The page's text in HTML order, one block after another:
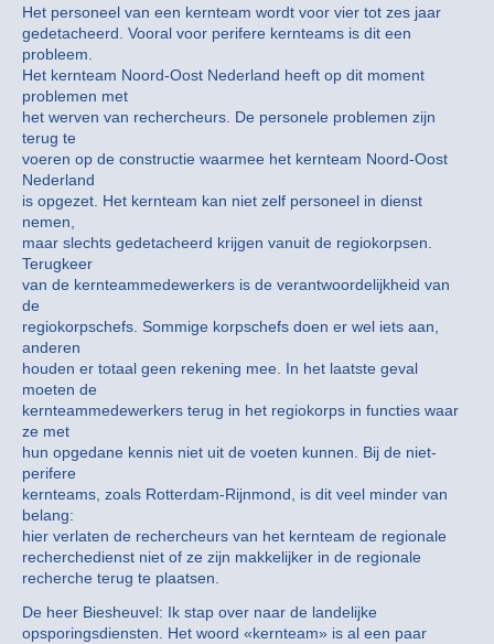
Het personeel van een kernteam wordt voor vier tot zes jaar
gedetacheerd. Vooral voor perifere kernteams is dit een
probleem.
Het kernteam Noord-Oost Nederland heeft op dit moment
problemen met
het werven van rechercheurs. De personele problemen zijn
terug te
voeren op de constructie waarmee het kernteam Noord-Oost
Nederland
is opgezet. Het kernteam kan niet zelf personeel in dienst
nemen,
maar slechts gedetacheerd krijgen vanuit de regiokorpsen.
Terugkeer
van de kernteammedewerkers is de verantwoordelijkheid van
de
regiokorpschefs. Sommige korpschefs doen er wel iets aan,
anderen
houden er totaal geen rekening mee. In het laatste geval
moeten de
kernteammedewerkers terug in het regiokorps in functies waar
ze met
hun opgedane kennis niet uit de voeten kunnen. Bij de niet-
perifere
kernteams, zoals Rotterdam-Rijnmond, is dit veel minder van
belang:
hier verlaten de rechercheurs van het kernteam de regionale
recherchedienst niet of ze zijn makkelijker in de regionale
recherche terug te plaatsen.
De heer Biesheuvel: Ik stap over naar de landelijke
opsporingsdiensten. Het woord «kernteam» is al een paar